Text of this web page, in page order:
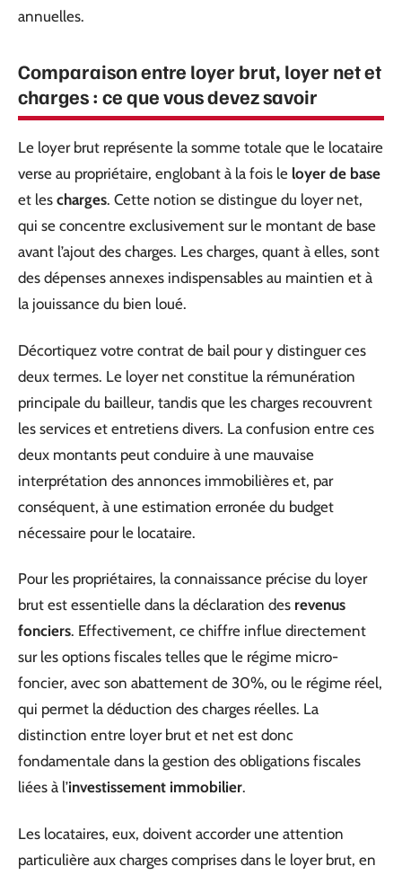
annuelles.
Comparaison entre loyer brut, loyer net et
charges : ce que vous devez savoir
Le loyer brut représente la somme totale que le locataire
verse au propriétaire, englobant à la fois le loyer de base
et les charges. Cette notion se distingue du loyer net,
qui se concentre exclusivement sur le montant de base
avant l’ajout des charges. Les charges, quant à elles, sont
des dépenses annexes indispensables au maintien et à
la jouissance du bien loué.
Décortiquez votre contrat de bail pour y distinguer ces
deux termes. Le loyer net constitue la rémunération
principale du bailleur, tandis que les charges recouvrent
les services et entretiens divers. La confusion entre ces
deux montants peut conduire à une mauvaise
interprétation des annonces immobilières et, par
conséquent, à une estimation erronée du budget
nécessaire pour le locataire.
Pour les propriétaires, la connaissance précise du loyer
brut est essentielle dans la déclaration des revenus
fonciers. Effectivement, ce chiffre influe directement
sur les options fiscales telles que le régime micro-
foncier, avec son abattement de 30%, ou le régime réel,
qui permet la déduction des charges réelles. La
distinction entre loyer brut et net est donc
fondamentale dans la gestion des obligations fiscales
liées à l’investissement immobilier.
Les locataires, eux, doivent accorder une attention
particulière aux charges comprises dans le loyer brut, en